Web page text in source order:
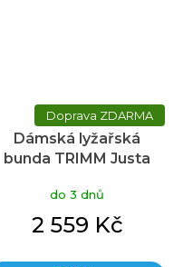
ZDARMA
Dámská lyžařská
bunda TRIMM Justa
do 3 dnů
2 559 Kč